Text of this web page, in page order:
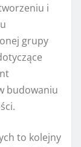
i
grupy
budowaniu
to kolejny